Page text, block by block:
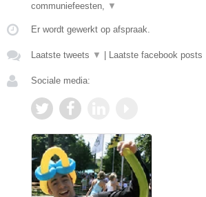
communiefeesten, ▼
Er wordt gewerkt op afspraak.
Laatste tweets ▼ Laatste facebook posts
Sociale media: